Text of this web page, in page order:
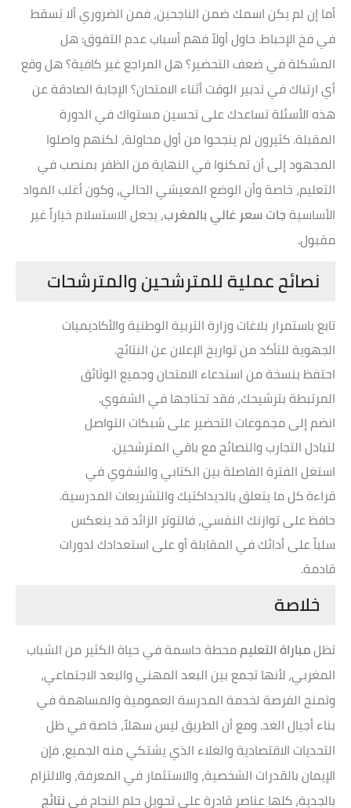
أما إن لم يكن اسمك ضمن الناجحين، فمن الضروري ألا تسقط
في فخ الإحباط. حاول أولاً فهم أسباب عدم التفوق: هل
المشكلة في ضعف التحضير؟ هل المراجع غير كافية؟ هل وقع
أي ارتباك في تدبير الوقت أثناء الامتحان؟ الإجابة الصادقة عن
هذه الأسئلة تساعدك على تحسين مستواك في الدورة
المقبلة. كثيرون لم ينجحوا من أول محاولة، لكنهم واصلوا
المجهود إلى أن تمكنوا في النهاية من الظفر بمنصب في
التعليم، خاصة وأن الوضع المعيشي الحالي، وكون أغلب المواد
الأساسيةجات سعر غالي بالمغرب، يجعل الاستسلام خياراً غير
مقبول.
نصائح عملية للمترشحين والمترشحات
تابع باستمرار بلاغات وزارة التربية الوطنية والأكاديميات
الجهوية للتأكد من تواريخ الإعلان عن النتائج.
احتفظ بنسخة من استدعاء الامتحان وجميع الوثائق
المرتبطة بترشيحك، فقد تحتاجها في الشفوي.
انضم إلى مجموعات التحضير على شبكات التواصل
لتبادل التجارب والنصائح مع باقي المترشحين.
استغل الفترة الفاصلة بين الكتابي والشفوي في
قراءة كل ما يتعلق بالديداكتيك والتشريعات المدرسية.
حافظ على توازنك النفسي، فالتوتر الزائد قد ينعكس
سلباً على أدائك في المقابلة أو على استعدادك لدورات
قادمة.
خلاصة
تظلمباراة التعليممحطة حاسمة في حياة الكثير من الشباب
المغربي، لأنها تجمع بين البعد المهني والبعد الاجتماعي،
وتمنح الفرصة لخدمة المدرسة العمومية والمساهمة في
بناء أجيال الغد. ومع أن الطريق ليس سهلاً، خاصة في ظل
التحديات الاقتصادية والغلاء الذي يشتكي منه الجميع، فإن
الإيمان بالقدرات الشخصية، والاستثمار في المعرفة، والالتزام
بالجدية، كلها عناصر قادرة على تحويل حلم النجاح فينتائج